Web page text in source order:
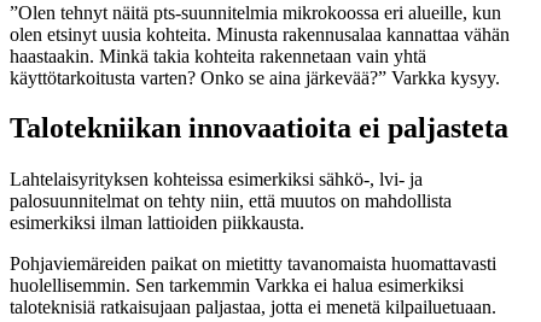
”Olen tehnyt näitä pts-suunnitelmia mikrokoossa eri alueille, kun
olen etsinyt uusia kohteita. Minusta rakennusalaa kannattaa vähän
haastaakin. Minkä takia kohteita rakennetaan vain yhtä
käyttötarkoitusta varten? Onko se aina järkevää?” Varkka kysyy.
Talotekniikan innovaatioita ei paljasteta
Lahtelaisyrityksen kohteissa esimerkiksi sähkö-, lvi- ja
palosuunnitelmat on tehty niin, että muutos on mahdollista
esimerkiksi ilman lattioiden piikkausta.
Pohjaviemäreiden paikat on mietitty tavanomaista huomattavasti
huolellisemmin. Sen tarkemmin Varkka ei halua esimerkiksi
taloteknisiä ratkaisujaan paljastaa, jotta ei menetä kilpailuetuaan.